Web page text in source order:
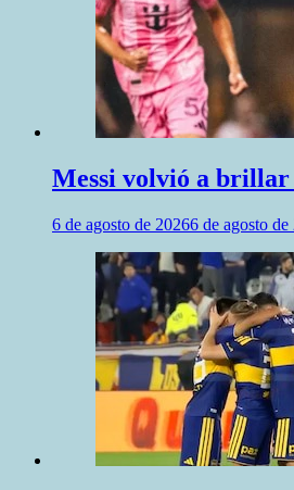
Messi volvió a brillar
6 de agosto de 20266 de agosto de